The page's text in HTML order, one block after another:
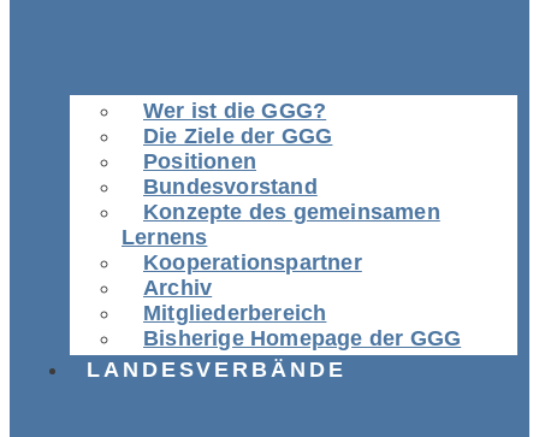
Wer ist die GGG?
Die Ziele der GGG
Positionen
Bundesvorstand
Konzepte des gemeinsamen
Lernens
Kooperationspartner
Archiv
Mitgliederbereich
Bisherige Homepage der GGG
LANDESVERBÄNDE